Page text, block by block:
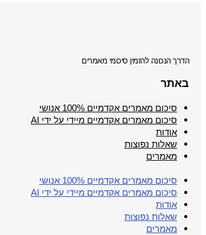
הדרך הנכונה להזמין סיכומי מאמרים
באתר
סיכום מאמרים אקדמיים 100% אנושי
סיכום מאמרים אקדמיים מיידי על ידי AI
אודות
שאלות נפוצות
מאמרים
סיכום מאמרים אקדמיים 100% אנושי
סיכום מאמרים אקדמיים מיידי על ידי AI
אודות
שאלות נפוצות
מאמרים